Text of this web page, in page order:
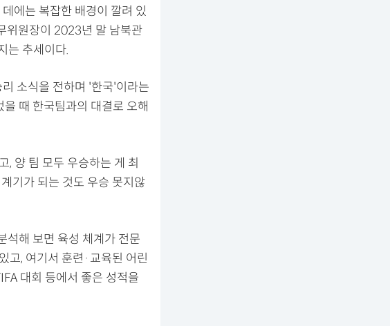
에는 복잡한 배경이 깔려 있
위원장이 2023년 말 남북관
는 추세이다.
소식을 전하며 '한국'이라는
때 한국팀과의 대결로 오해
, 양 팀 모두 우승하는 게 최
기가 되는 것도 우승 못지않
석해 보면 육성 체계가 전문
고, 여기서 훈련·교육된 어린
대회 등에서 좋은 성적을